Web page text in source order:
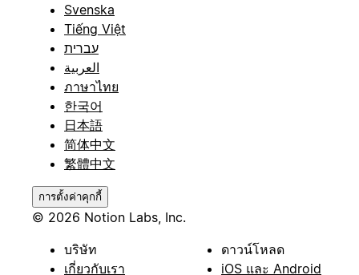
Svenska
Tiếng Việt
עברית
العربية
ภาษาไทย
한국어
日本語
简体中文
繁體中文
การตั้งค่าคุกกี้
© 2026 Notion Labs, Inc.
บริษัท
เกี่ยวกับเรา
ดาวน์โหลด
iOS และ Android